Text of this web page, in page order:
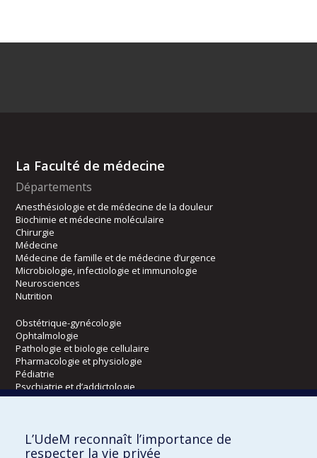
La Faculté de médecine
Départements
Anesthésiologie et de médecine de la douleur
Biochimie et médecine moléculaire
Chirurgie
Médecine
Médecine de famille et de médecine d’urgence
Microbiologie, infectiologie et immunologie
Neurosciences
Nutrition
Obstétrique-gynécologie
Ophtalmologie
Pathologie et biologie cellulaire
Pharmacologie et physiologie
Pédiatrie
Psychiatrie et d’addictologie
Radiologie, radio-oncologie et médecine nucléaire
Écoles
L’UdeM reconnaît l’importance de
respecter la vie privée